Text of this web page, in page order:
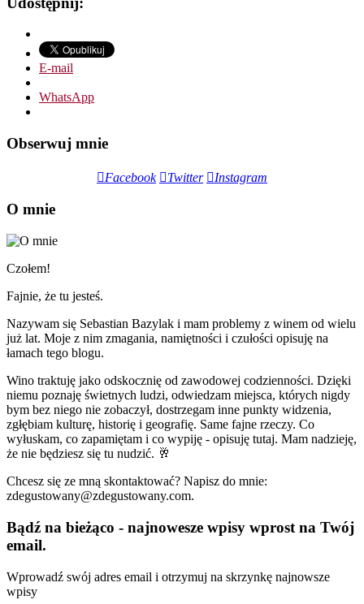
E-mail
WhatsApp
Obserwuj mnie
Facebook Twitter Instagram
O mnie
Czołem!
Fajnie, że tu jesteś.
Nazywam się Sebastian Bazylak i mam problemy z winem od wielu
już lat. Moje z nim zmagania, namiętności i czułości opisuję na
łamach tego blogu.
Wino traktuję jako odskocznię od zawodowej codzienności. Dzięki
niemu poznaję świetnych ludzi, odwiedzam miejsca, których nigdy
bym bez niego nie zobaczył, dostrzegam inne punkty widzenia,
zgłębiam kulturę, historię i geografię. Same fajne rzeczy. Co
wyłuskam, co zapamiętam i co wypiję - opisuję tutaj. Mam nadzieję,
że nie będziesz się tu nudzić. 🥂
Chcesz się ze mną skontaktować? Napisz do mnie:
zdegustowany@zdegustowany.com.
Bądź na bieżąco - najnowesze wpisy wprost na Twój
email.
Wprowadź swój adres email i otrzymuj na skrzynkę najnowsze
wpisy